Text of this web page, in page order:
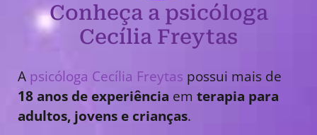
Conheça a psicóloga
Cecília Freytas
A psicóloga Cecília Freytas possui mais de
18 anos de experiência em terapia para
adultos, jovens e crianças.